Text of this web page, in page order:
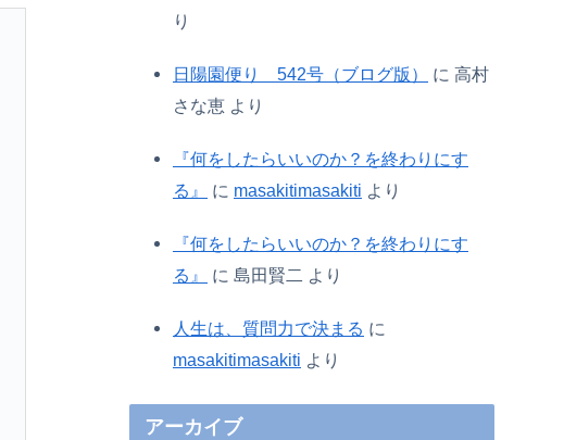
り
日陽園便り 542号（ブログ版） に 高村
さな恵 より
『何をしたらいいのか？を終わりにす
る』
に masakitimasakiti より
『何をしたらいいのか？を終わりにす
る』
に 島田賢二 より
人生は、質問力で決まる に
masakitimasakiti より
アーカイブ